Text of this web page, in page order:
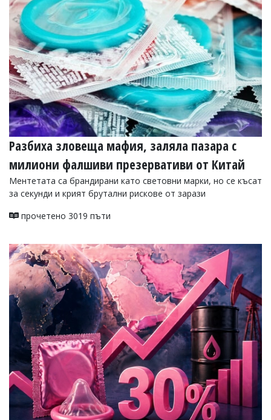
УКРАЙНА
СПОРТ
РАЗСЛЕДВАНЕ
БИЗНЕС
ЮГ
Управители:
Веселин
Василев,
email:
v.vasilev@flagman.bg
Катя
еmail: k.kassabova@flagman.bg
редактор:
email:
office@flagman.bg
Коментарите
под
статиите
въвеждат
читателите
редакцията
не
носи
отговорност
Разбиха зловеща мафия, заляла пазара с
милиони фалшиви презервативи от Китай
Ментетата са брандирани като световни марки, но се късат
за секунди и крият брутални рискове от зарази
прочетено 3019 пъти